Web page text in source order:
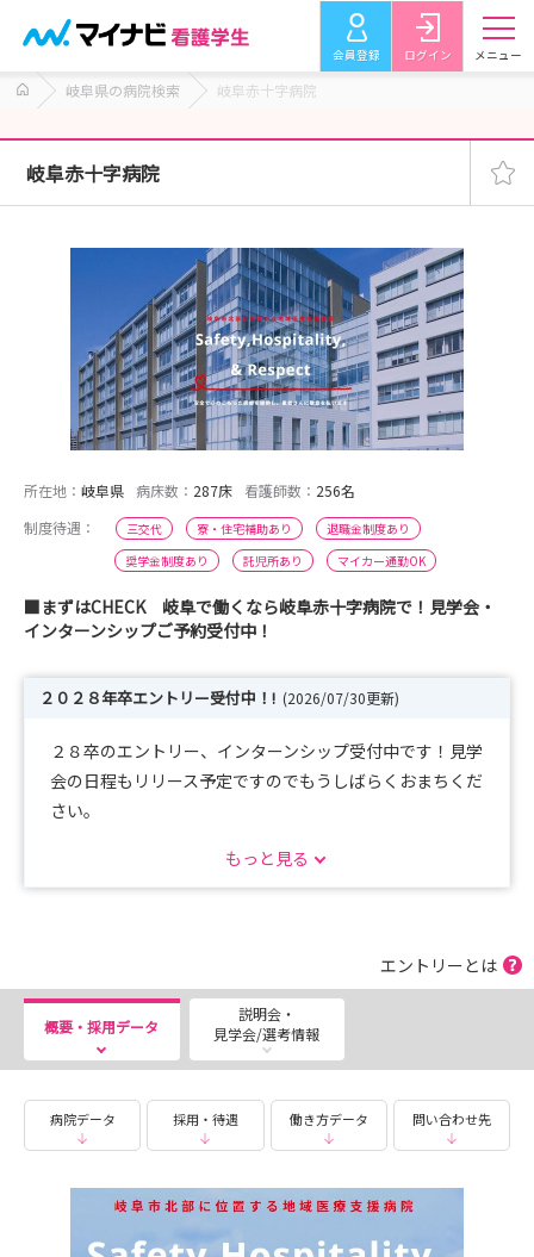
会員登録 ログイン メニュー
岐阜県の病院検索 岐阜赤十字病院
岐阜赤十字病院
所在地： 岐阜県 病床数： 287床 看護師数： 256名
制度待遇：
三交代 寮・住宅補助あり
退職金制度あり
奨学金制度あり
託児所あり マイカー通勤OK
■まずはCHECK 岐阜で働くなら岐阜赤十字病院で！見学会・
インターンシップご予約受付中！
２０２８年卒エントリー受付中！! (2026/07/30更新)
２８卒のエントリー、インターンシップ受付中です！見学
会の日程もリリース予定ですのでもうしばらくおまちくだ
さい。
皆様にお会いできることを心よりお待ちしております。
もっと見る
エントリーとは
概要・採用データ
説明会・
見学会/選考情報
病院データ 採用・待遇 働き方データ 問い合わせ先